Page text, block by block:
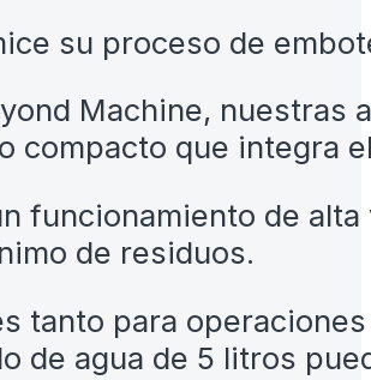
su proceso de
Machine, nuestras
compacto que integra
funcionamiento de
de residuos.
tanto para
de agua de 5 litros